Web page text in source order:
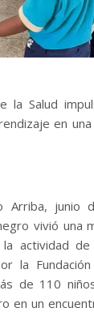
la Salud
en
Arriba, junio
vivió una
actividad
la
de 110
en un